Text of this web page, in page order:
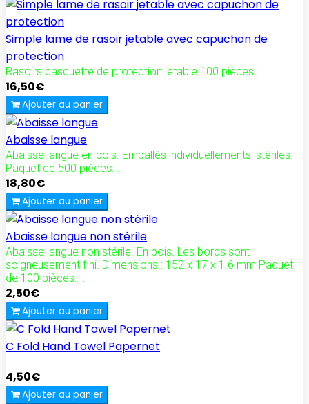
Simple lame de rasoir jetable avec capuchon de
protection
Rasoirs casquette de protection jetable 100 pièces..
16,50€
Ajouter au panier
Abaisse langue
Abaisse langue en bois. Emballés individuellements, stériles.
Paquet de 500 pièces. ..
18,80€
Ajouter au panier
Abaisse langue non stérile
Abaisse langue non stérile. En bois. Les bords sont
soigneusement fini. Dimensions : 152 x 17 x 1.6 mm Paquet
de 100 pièces. ..
2,50€
Ajouter au panier
C Fold Hand Towel Papernet
..
4,50€
Ajouter au panier